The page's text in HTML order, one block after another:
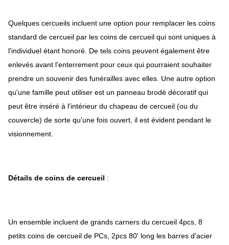
Quelques cercueils incluent une option pour remplacer les coins
standard de cercueil par les coins de cercueil qui sont uniques à
l'individuel étant honoré. De tels coins peuvent également être
enlevés avant l'enterrement pour ceux qui pourraient souhaiter
prendre un souvenir des funérailles avec elles. Une autre option
qu'une famille peut utiliser est un panneau brodé décoratif qui
peut être inséré à l'intérieur du chapeau de cercueil (ou du
couvercle) de sorte qu'une fois ouvert, il est évident pendant le
visionnement.
Détails de coins de cercueil :
Un ensemble incluent de grands carners du cercueil 4pcs, 8
petits coins de cercueil de PCs, 2pcs 80' long les barres d'acier